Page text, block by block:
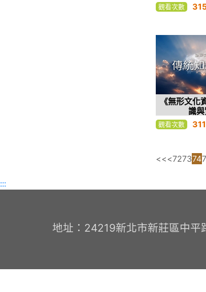
觀看次數
《無形文化
識與
觀看次數 311
<<<727374
:::
地址：24219新北市新莊區中